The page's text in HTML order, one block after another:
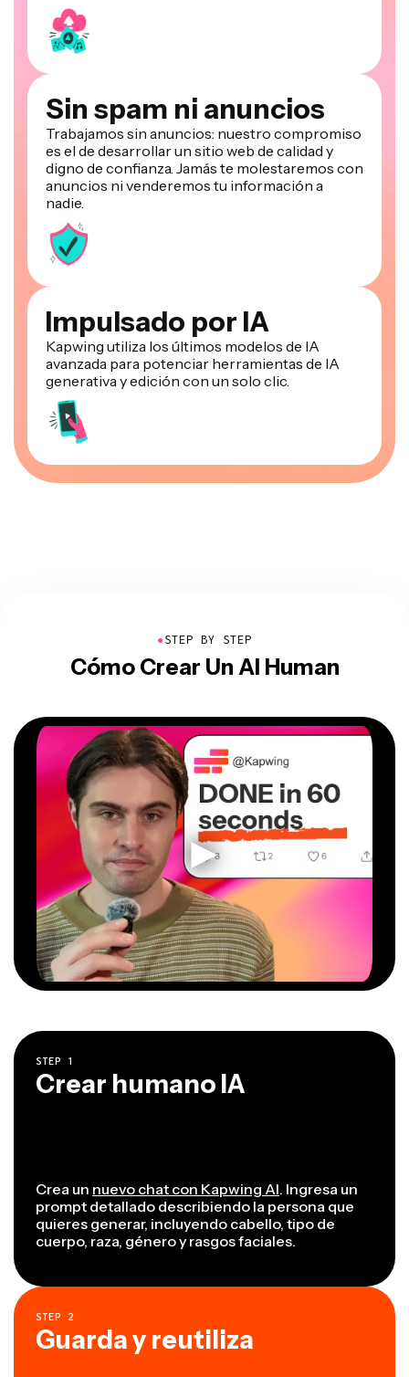
Sin spam ni anuncios
Trabajamos sin anuncios: nuestro compromiso
es el de desarrollar un sitio web de calidad y
digno de confianza. Jamás te molestaremos con
anuncios ni venderemos tu información a
nadie.
Impulsado por IA
Kapwing utiliza los últimos modelos de IA
avanzada para potenciar herramientas de IA
generativa y edición con un solo clic.
●STEP BY STEP
Cómo Crear Un AI Human
STEP 1
Crear humano IA
Crea un nuevo chat con Kapwing AI. Ingresa un
prompt detallado describiendo la persona que
quieres generar, incluyendo cabello, tipo de
cuerpo, raza, género y rasgos faciales.
STEP 2
Guarda y reutiliza